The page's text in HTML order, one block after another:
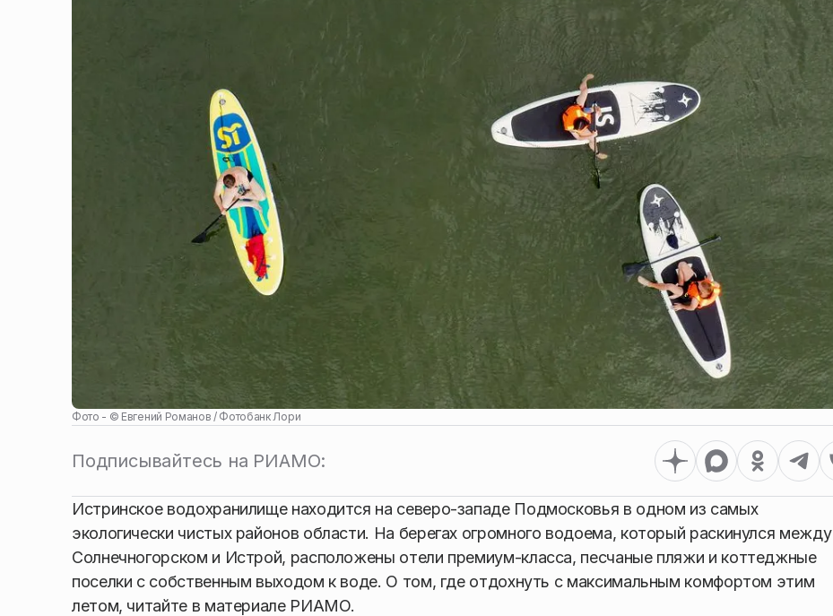
Фото - © Евгений Романов / Фотобанк Лори
Подписывайтесь на РИАМО:
Истринское водохранилище находится на северо-западе Подмосковья в одном из самых
экологически чистых районов области. На берегах огромного водоема, который раскинулся между
Солнечногорском и Истрой, расположены отели премиум-класса, песчаные пляжи и коттеджные
поселки с собственным выходом к воде. О том, где отдохнуть с максимальным комфортом этим
летом, читайте в материале РИАМО.